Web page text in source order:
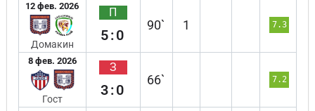
12 фев. 2026
Домакин
П
5:0
90` 1 7.3
8 фев. 2026
Гост
З
3:0
66` 7.2